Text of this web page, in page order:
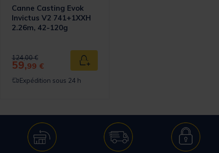
Canne Casting Evok
Invictus V2 741+1XXH
2.26m, 42-120g
Price reduced from
124,00 €to
59,99 € Ajouter au panier
Expédition sous 24 h